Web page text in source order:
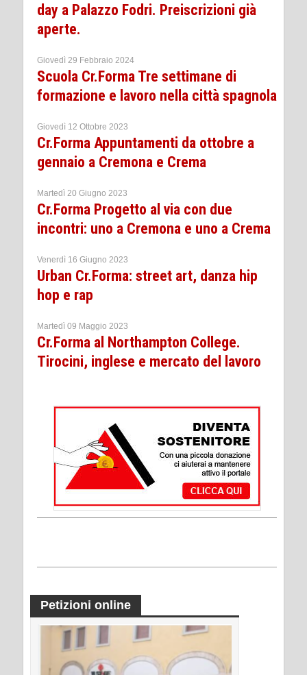
day a Palazzo Fodri. Preiscrizioni già
aperte.
Giovedì 29 Febbraio 2024
Scuola Cr.Forma Tre settimane di
formazione e lavoro nella città spagnola
Giovedì 12 Ottobre 2023
Cr.Forma Appuntamenti da ottobre a
gennaio a Cremona e Crema
Martedì 20 Giugno 2023
Cr.Forma Progetto al via con due
incontri: uno a Cremona e uno a Crema
Venerdì 16 Giugno 2023
Urban Cr.Forma: street art, danza hip
hop e rap
Martedì 09 Maggio 2023
Cr.Forma al Northampton College.
Tirocini, inglese e mercato del lavoro
Petizioni online